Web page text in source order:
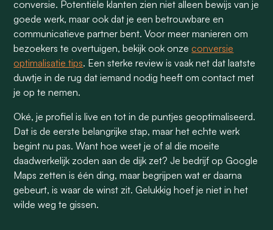
conversie. Potentiële klanten zien niet alleen bewijs van je
goede werk, maar ook dat je een betrouwbare en
communicatieve partner bent. Voor meer manieren om
bezoekers te overtuigen, bekijk ook onze conversie
optimalisatie tips. Een sterke review is vaak net dat laatste
duwtje in de rug dat iemand nodig heeft om contact met
je op te nemen.
Oké, je profiel is live en tot in de puntjes geoptimaliseerd.
Dat is de eerste belangrijke stap, maar het echte werk
begint nu pas. Want hoe weet je of al die moeite
daadwerkelijk zoden aan de dijk zet? Je bedrijf op Google
Maps zetten is één ding, maar begrijpen wat er daarna
gebeurt, is waar de winst zit. Gelukkig hoef je niet in het
wilde weg te gissen.